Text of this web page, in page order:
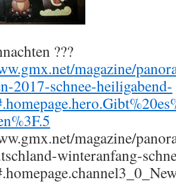
???
magazine/
2017-schnee-heiligabend-
magazine/
winteranfang-